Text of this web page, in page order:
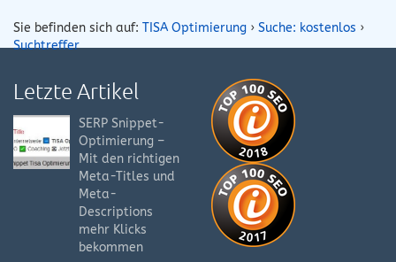
Sie befinden sich auf: TISA Optimierung › Suche: kostenlos ›
Suchtreffer
Letzte Artikel
SERP Snippet-
Optimierung –
Mit den richtigen
Meta-Titles und
Meta-
Descriptions
mehr Klicks
bekommen